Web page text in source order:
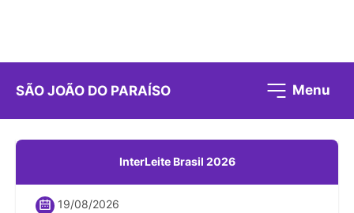
SÃO JOÃO DO PARAÍSO Menu
InterLeite Brasil 2026
19/08/2026